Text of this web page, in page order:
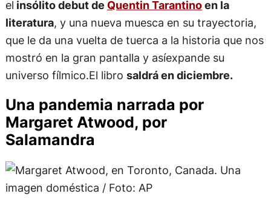
el insólito debut de Quentin Tarantinoen la
literatura, y una nueva muesca en su trayectoria,
que le da una vuelta de tuerca a la historia que nos
mostró en la gran pantalla y asíexpande su
universo fílmico.El libro saldrá en diciembre.
Una pandemia narrada por
Margaret Atwood, por
Salamandra